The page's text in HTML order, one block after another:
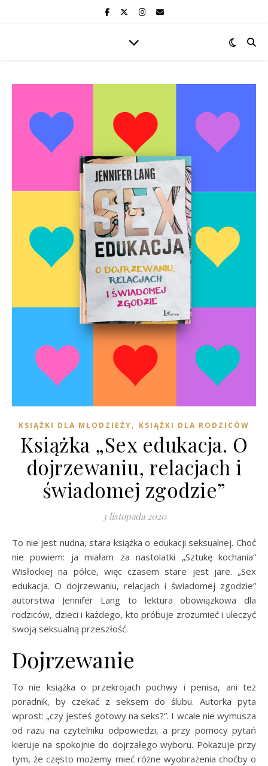
KSIĄŻKI DLA MŁODZIEŻY, KSIĄŻKI DLA RODZICÓW
Książka „Sex edukacja. O
dojrzewaniu, relacjach i
świadomej zgodzie”
3 listopada 2020
To nie jest nudna, stara książka o edukacji seksualnej. Choć
nie powiem: ja miałam za nastolatki „Sztukę kochania”
Wisłockiej na półce, więc czasem stare jest jare. „Sex
edukacja. O dojrzewaniu, relacjach i świadomej zgodzie”
autorstwa Jennifer Lang to lektura obowiązkowa dla
rodziców, dzieci i każdego, kto próbuje zrozumieć i uleczyć
swoją seksualną przeszłość.
Dojrzewanie
To nie książka o przekrojach pochwy i penisa, ani też
poradnik, by czekać z seksem do ślubu. Autorka pyta
wprost: „czy jesteś gotowy na seks?”. I wcale nie wymusza
od razu na czytelniku odpowiedzi, a przy pomocy pytań
kieruje na spokojnie do dojrzałego wyboru. Pokazuje przy
tym, że często możemy mieć różne wyobrażenia choćby o